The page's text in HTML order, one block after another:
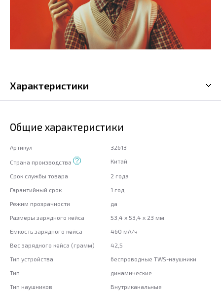
Характеристики
Общие характеристики
Артикул 32613
Страна производства Китай
Срок службы товара
2 года
Гарантийный срок
1 год
Режим прозрачности
да
Размеры зарядного кейса
53,4 x 53,4 x 23 мм
Емкость зарядного кейса
460 мА/ч
Вес зарядного кейса (грамм)
42,5
Тип устройства
беспроводные TWS-наушники
Тип
динамические
Тип наушников
Внутриканальные